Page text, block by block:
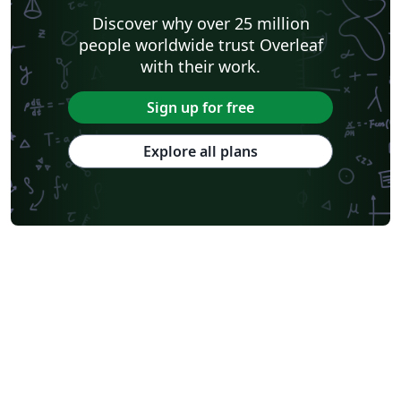
Discover why over 25 million
people worldwide trust Overleaf
with their work.
Sign up for free
Explore all plans